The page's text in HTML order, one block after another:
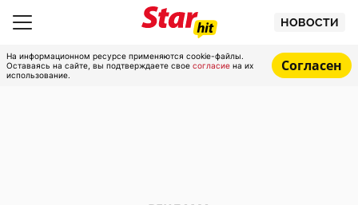
НОВОСТИ
На информационном ресурсе применяются cookie-файлы.
Оставаясь на сайте, вы подтверждаете свое согласие на их
использование.
Согласен